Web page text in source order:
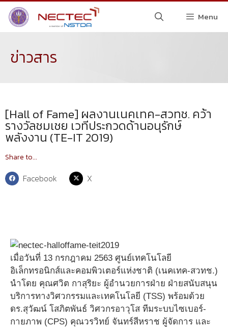
Menu
ข่าวสาร
[Hall of Fame] ผลงานเนคเทค-สวทช. คว้า
รางวัลชมเชย เวทีประกวดด้านอนุรักษ์
พลังงาน (TE-IT 2019)
Share to...
Facebook X
เมื่อวันที่ 13 กรกฎาคม 2563 ศูนย์เทคโนโลยี
อิเล็กทรอนิกส์และคอมพิวเตอร์แห่งชาติ (เนคเทค-สวทช.)
นำโดย คุณศวิต กาสุริยะ ผู้อำนวยการฝ่าย ฝ่ายสนับสนุน
บริการทางวิศวกรรมและเทคโนโลยี (TSS) พร้อมด้วย
ดร.สุวัฒน์ โสภิตพันธ์ วิศวกรอาวุโส ทีมระบบไซเบอร์-
กายภาพ (CPS) คุณวรวิทย์ จันทร์สีหราช ผู้จัดการ และ